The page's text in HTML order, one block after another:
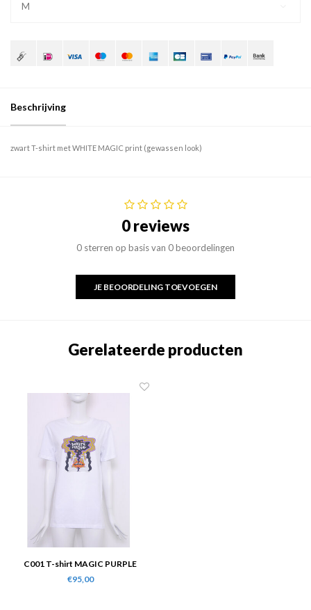
M
Beschrijving
zwart T-shirt met WHITE MAGIC print (gewassen look)
0 reviews
0 sterren op basis van 0 beoordelingen
JE BEOORDELING TOEVOEGEN
Gerelateerde producten
C001 T-shirt MAGIC PURPLE
€95,00